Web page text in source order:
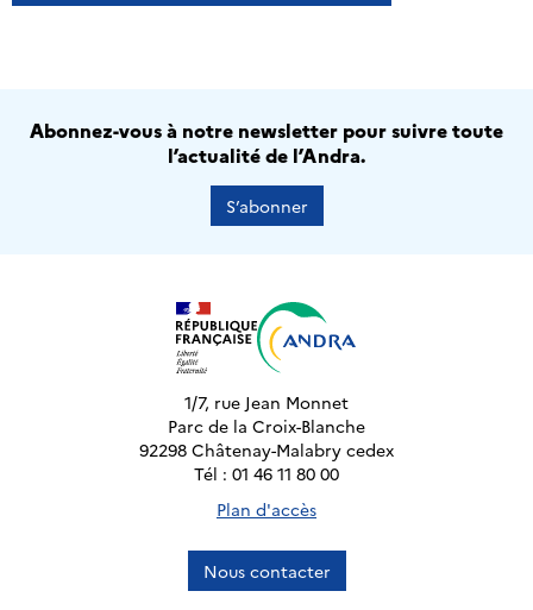
Abonnez-vous à notre newsletter pour suivre toute
l’actualité de l’Andra.
S’abonner
1/7, rue Jean Monnet
Parc de la Croix-Blanche
92298 Châtenay-Malabry cedex
Tél : 01 46 11 80 00
Plan d'accès
Nous contacter